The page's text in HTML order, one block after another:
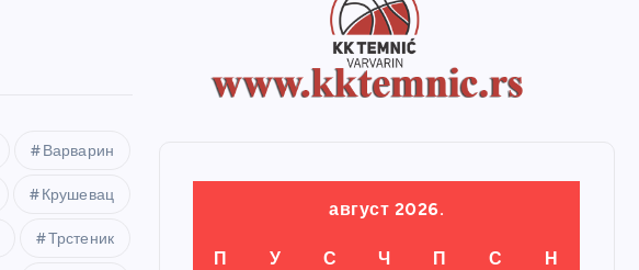
Варварин
Крушевац
Трстеник
август 2026.
П У С Ч П С Н